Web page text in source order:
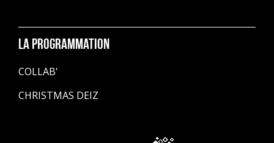
La programmation
COLLAB'
CHRISTMAS DEIZ